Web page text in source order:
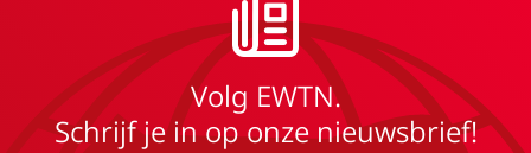
Volg EWTN.
Schrijf je in op onze nieuwsbrief!